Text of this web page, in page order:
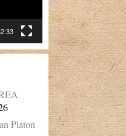
Platon